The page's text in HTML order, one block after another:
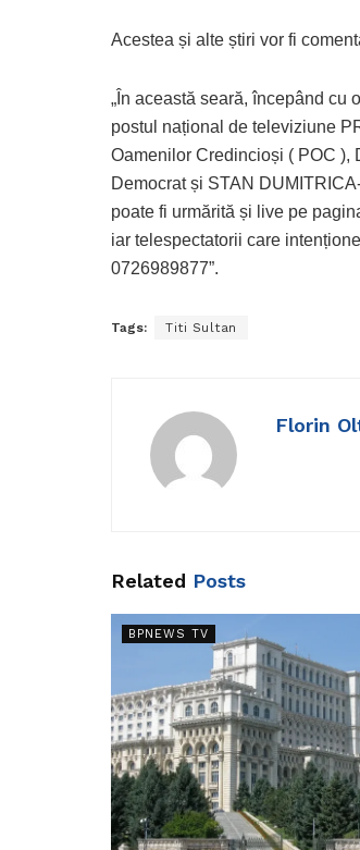
Acestea și alte știri vor fi
„În această seară, începând cu
postul național de televiziune
Oamenilor Credincioși ( POC ),
Democrat și STAN
poate fi urmărită și live pe
iar telespectatorii care
0726989877”.
Tags: Titi Sultan
Florin
Related Posts
BPNEWS TV